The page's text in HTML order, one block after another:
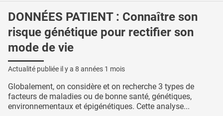
DONNÉES PATIENT : Connaître son
risque génétique pour rectifier son
mode de vie
Actualité publiée il y a 8 années 1 mois
Globalement, on considère et on recherche 3 types de
facteurs de maladies ou de bonne santé, génétiques,
environnementaux et épigénétiques. Cette analyse...